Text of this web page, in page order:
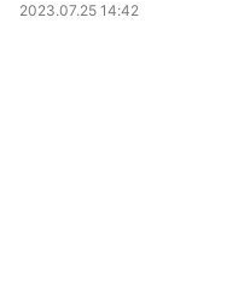
2023.07.25 14:42